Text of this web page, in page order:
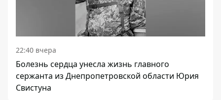
22:40 вчера
Болезнь сердца унесла жизнь главного
сержанта из Днепропетровской области Юрия
Свистуна